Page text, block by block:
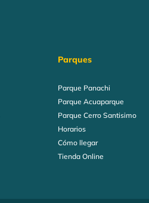
Parques
Parque Panachi
Parque Acuaparque
Parque Cerro Santisimo
Horarios
Cómo llegar
Tienda Online